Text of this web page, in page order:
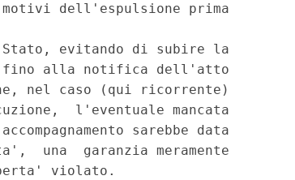
dell'espulsione prima
evitando di subire la
fino alla notifica dell'atto
nel caso (qui ricorrente)
l'eventuale mancata
sarebbe data
una  garanzia meramente
violato.